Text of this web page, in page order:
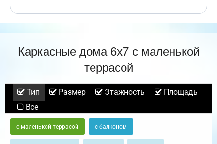
Каркасные дома 6х7 с маленькой
террасой
Тип Размер Этажность
Площадь
Все
с маленькой террасой с балконом